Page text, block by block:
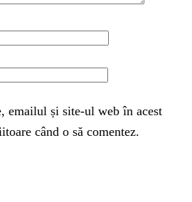
emailul și site-ul web în acest
când o să comentez.